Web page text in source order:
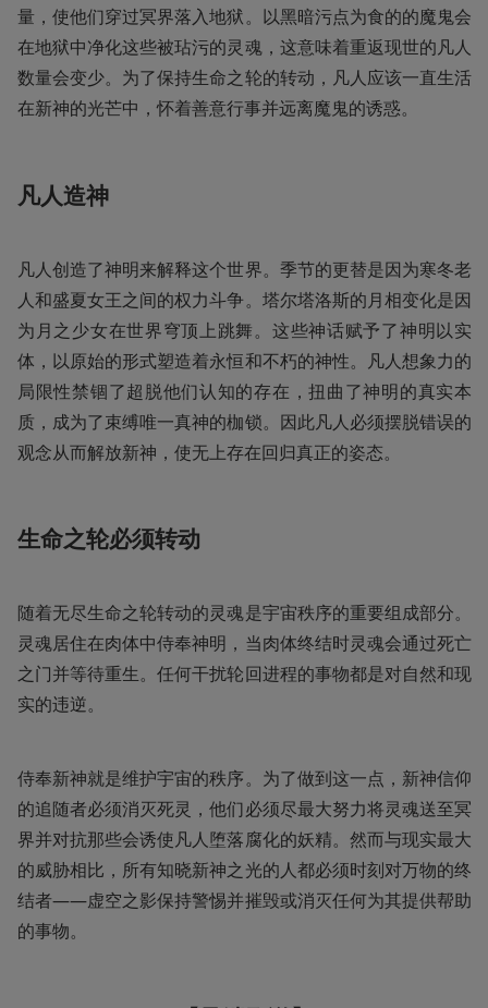
量，使他们穿过冥界落入地狱。以黑暗污点为食的的魔鬼会
在地狱中净化这些被玷污的灵魂，这意味着重返现世的凡人
数量会变少。为了保持生命之轮的转动，凡人应该一直生活
在新神的光芒中，怀着善意行事并远离魔鬼的诱惑。
凡人造神
凡人创造了神明来解释这个世界。季节的更替是因为寒冬老
人和盛夏女王之间的权力斗争。塔尔塔洛斯的月相变化是因
为月之少女在世界穹顶上跳舞。这些神话赋予了神明以实
体，以原始的形式塑造着永恒和不朽的神性。凡人想象力的
局限性禁锢了超脱他们认知的存在，扭曲了神明的真实本
质，成为了束缚唯一真神的枷锁。因此凡人必须摆脱错误的
观念从而解放新神，使无上存在回归真正的姿态。
生命之轮必须转动
随着无尽生命之轮转动的灵魂是宇宙秩序的重要组成部分。
灵魂居住在肉体中侍奉神明，当肉体终结时灵魂会通过死亡
之门并等待重生。任何干扰轮回进程的事物都是对自然和现
实的违逆。
侍奉新神就是维护宇宙的秩序。为了做到这一点，新神信仰
的追随者必须消灭死灵，他们必须尽最大努力将灵魂送至冥
界并对抗那些会诱使凡人堕落腐化的妖精。然而与现实最大
的威胁相比，所有知晓新神之光的人都必须时刻对万物的终
结者——虚空之影保持警惕并摧毁或消灭任何为其提供帮助
的事物。